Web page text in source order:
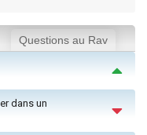
Questions au Rav
dans un